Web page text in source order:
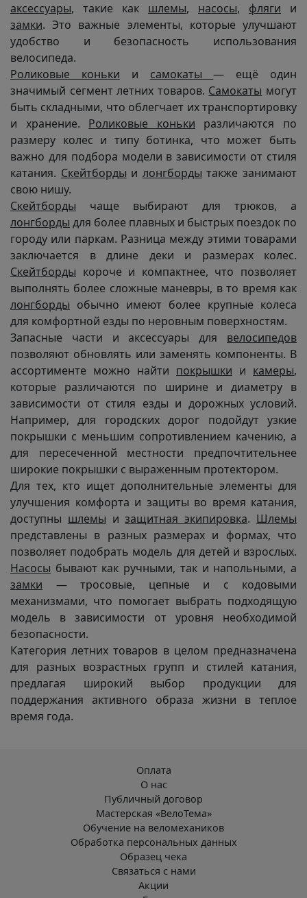
аксессуары, такие как шлемы, насосы, фляги и
замки. Это важные элементы, которые улучшают
удобство и безопасность использования
велосипеда.
Роликовые коньки и самокаты— ещё один
значимый сегмент летних товаров. Самокаты могут
быть складными, что облегчает их транспортировку
и хранение. Роликовые коньки различаются по
размеру колес и типу ботинка, что может быть
важно для подбора модели в зависимости от стиля
катания. Скейтборды и лонгборды также занимают
свою нишу.
Скейтборды чаще выбирают для трюков, а
лонгборды для более плавных и быстрых поездок по
городу или паркам. Разница между этими товарами
заключается в длине деки и размерах колес.
Скейтборды короче и компактнее, что позволяет
выполнять более сложные маневры, в то время как
лонгборды обычно имеют более крупные колеса
для комфортной езды по неровным поверхностям.
Запасные части и аксессуары для велосипедов
позволяют обновлять или заменять компоненты. В
ассортименте можно найти покрышки и камеры,
которые различаются по ширине и диаметру в
зависимости от стиля езды и дорожных условий.
Например, для городских дорог подойдут узкие
покрышки с меньшим сопротивлением качению, а
для пересеченной местности предпочтительнее
широкие покрышки с выраженным протектором.
Для тех, кто ищет дополнительные элементы для
улучшения комфорта и защиты во время катания,
доступны шлемы изащитная экипировка. Шлемы
представлены в разных размерах и формах, что
позволяет подобрать модель для детей и взрослых.
Насосы бывают как ручными, так и напольными, а
замки — тросовые, цепные и с кодовыми
механизмами, что помогает выбрать подходящую
модель в зависимости от уровня необходимой
безопасности.
Категория летних товаров в целом предназначена
для разных возрастных групп и стилей катания,
предлагая широкий выбор продукции для
поддержания активного образа жизни в теплое
время года.
Оплата
О нас
Публичный договор
Мастерская «ВелоТема»
Обучение на веломехаников
Обработка персональных данных
Образец чека
Связаться с нами
Акции